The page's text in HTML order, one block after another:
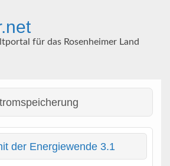
für das Rosenheimer Land
der Energiewende 3.1